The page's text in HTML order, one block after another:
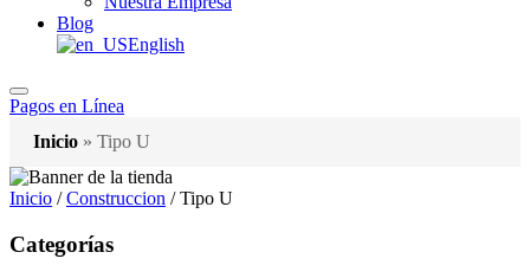
Blog
English
Pagos en Línea
Inicio » Tipo U
Inicio /Construccion / Tipo U
Categorías